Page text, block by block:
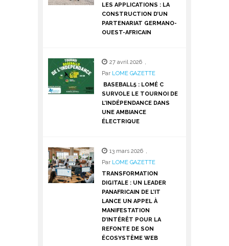
LES APPLICATIONS : LA
CONSTRUCTION D’UN
PARTENARIAT GERMANO-
OUEST-AFRICAIN
27 avril 2026 ,
Par LOME GAZETTE
BASEBALL5 : LOMÉ C
SURVOLE LE TOURNOI DE
L’INDÉPENDANCE DANS
UNE AMBIANCE
ÉLECTRIQUE
13 mars 2026 ,
Par LOME GAZETTE
TRANSFORMATION
DIGITALE : UN LEADER
PANAFRICAIN DE L’IT
LANCE UN APPEL À
MANIFESTATION
D’INTÉRÊT POUR LA
REFONTE DE SON
ÉCOSYSTÈME WEB